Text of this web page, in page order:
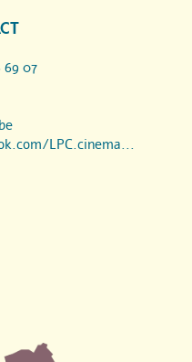
69 07
LPC.cinema...